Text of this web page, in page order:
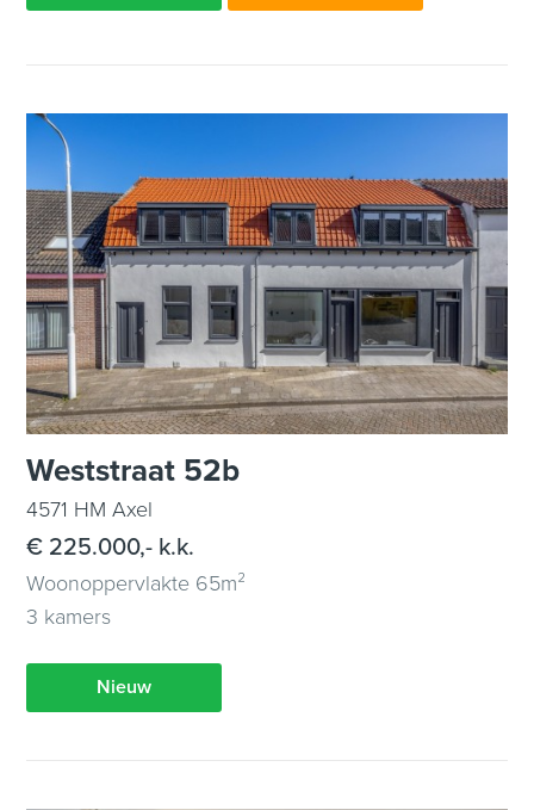
Weststraat 52b
4571 HM Axel
€ 225.000,- k.k.
Woonoppervlakte 65m²
3 kamers
Nieuw